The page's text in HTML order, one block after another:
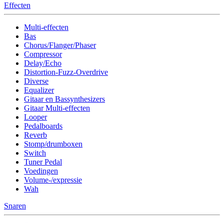
Effecten
Multi-effecten
Bas
Chorus/Flanger/Phaser
Compressor
Delay/Echo
Distortion-Fuzz-Overdrive
Diverse
Equalizer
Gitaar en Bassynthesizers
Gitaar Multi-effecten
Looper
Pedalboards
Reverb
Stomp/drumboxen
Switch
Tuner Pedal
Voedingen
Volume-/expressie
Wah
Snaren